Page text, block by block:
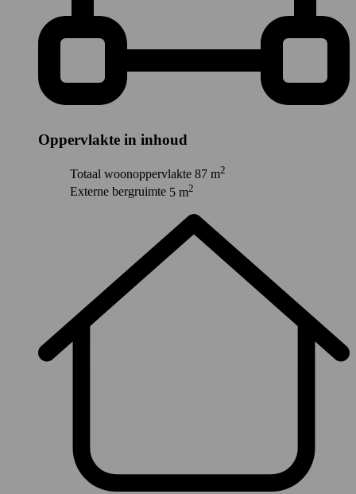
Oppervlakte in inhoud
Totaal woonoppervlakte 87 m2
Externe bergruimte 5 m2